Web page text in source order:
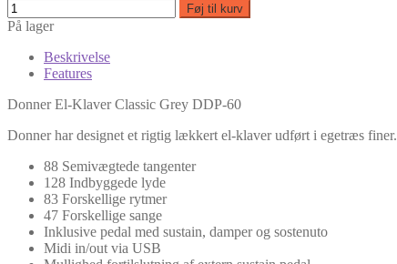
Føj til kurv
På lager
Beskrivelse
Features
Donner El-Klaver Classic Grey DDP-60
Donner har designet et rigtig lækkert el-klaver udført i egetræs finer.
88 Semivægtede tangenter
128 Indbyggede lyde
83 Forskellige rytmer
47 Forskellige sange
Inklusive pedal med sustain, damper og sostenuto
Midi in/out via USB